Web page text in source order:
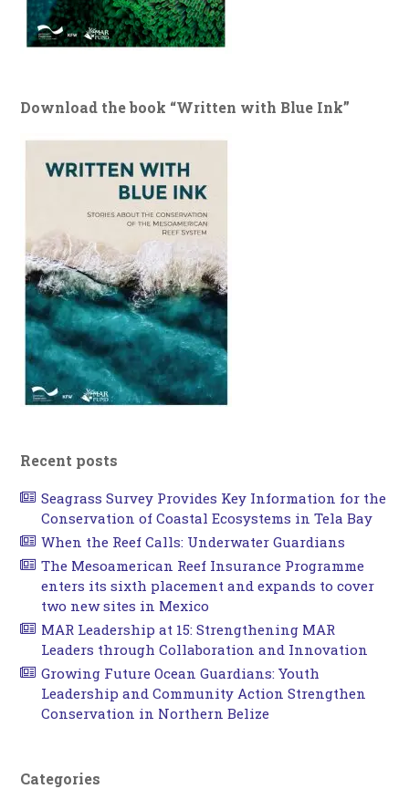
Download the book “Written with Blue Ink”
Recent posts
Seagrass Survey Provides Key Information for the
Conservation of Coastal Ecosystems in Tela Bay
When the Reef Calls: Underwater Guardians
The Mesoamerican Reef Insurance Programme
enters its sixth placement and expands to cover
two new sites in Mexico
MAR Leadership at 15: Strengthening MAR
Leaders through Collaboration and Innovation
Growing Future Ocean Guardians: Youth
Leadership and Community Action Strengthen
Conservation in Northern Belize
Categories